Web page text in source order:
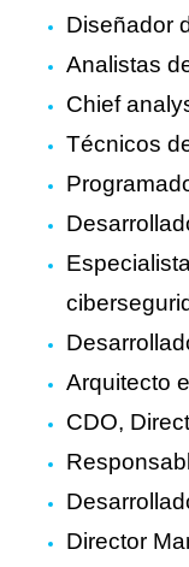
Diseñador
Analistas
Chief
Técnicos
Arquitecto
CDO,
Director